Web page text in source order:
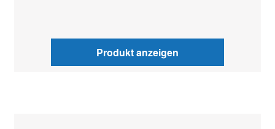
Produkt anzeigen